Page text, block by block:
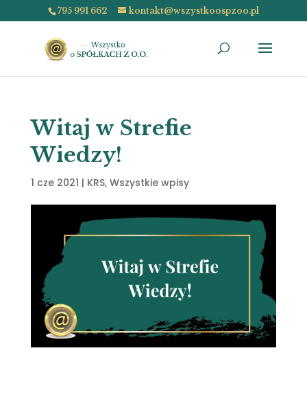
795 991 662 kontakt@wszystkoospzoo.pl
Witaj w Strefie
Wiedzy!
1 cze 2021 | KRS, Wszystkie wpisy